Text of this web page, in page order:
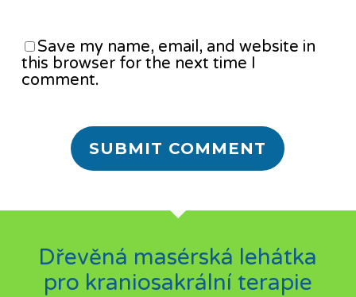
Save my name, email, and website in
this browser for the next time I
comment.
Dřevěná masérská lehátka
pro kraniosakrální terapie